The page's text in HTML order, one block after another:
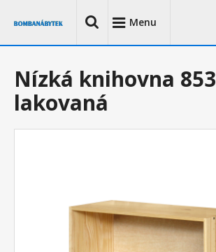
Menu
Nízká knihovna 853
lakovaná